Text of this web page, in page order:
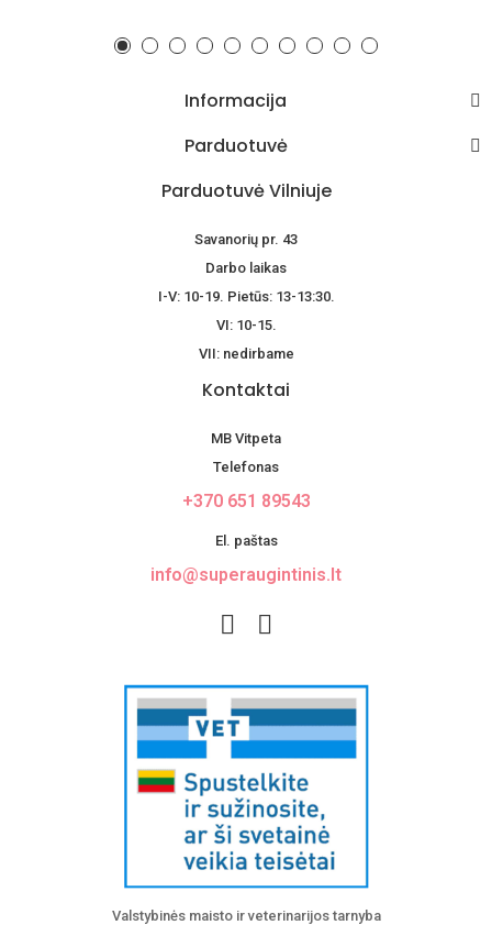
Informacija
Parduotuvė
Parduotuvė Vilniuje
Savanorių pr. 43
Darbo laikas
I-V: 10-19. Pietūs: 13-13:30.
VI: 10-15.
VII: nedirbame
Kontaktai
MB Vitpeta
Telefonas
+370 651 89543
El. paštas
info@superaugintinis.lt
Valstybinės maisto ir veterinarijos tarnyba